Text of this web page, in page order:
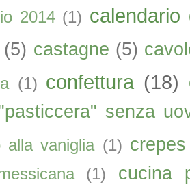
2014 (1) calendario
(5) castagne (5)
(1) confettura (18)
senza
alla vaniglia (1) crepes
(1) cucina